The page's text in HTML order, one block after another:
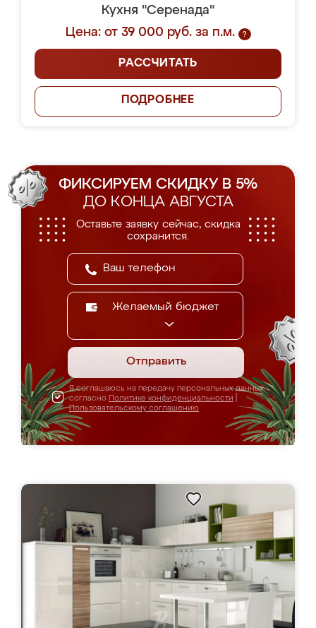
Кухня "Серенада"
Цена: от 39 000 руб. за п.м.
?
РАССЧИТАТЬ
ПОДРОБНЕЕ
ФИКСИРУЕМ СКИДКУ В 5%
ДО КОНЦА АВГУСТА
Оставьте заявку сейчас, скидка
сохранится.
Желаемый бюджет
Отправить
Я соглашаюсь на передачу персональных данных
согласно Политике конфиденциальности
Пользовательскому соглашению